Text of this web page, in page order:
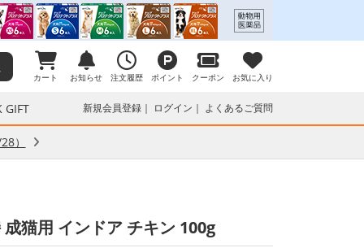
カート お知らせ 注文履歴 ポイント クーポン お気に入り
GIFT 新規会員登録 ログイン よくあるご質問
）
猫用 インドア チキン 100g